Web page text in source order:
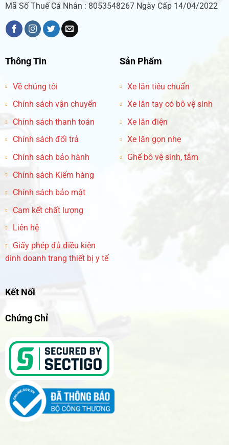
Mã Số Thuế Cá Nhân : 8053548267 Ngày Cấp 14/04/2022
Thông Tin
Về chúng tôi
Chính sách vận chuyển
Chính sách thanh toán
Chính sách đổi trả
Chính sách bảo hành
Chính sách Kiểm hàng
Chính sách bảo mật
Cam kết chất lượng
Liên hệ
Giấy phép đủ điều kiện
dinh doanh trang thiết bị y tế
Sản Phẩm
Xe lăn tiêu chuẩn
Xe lăn tay có bô vệ sinh
Xe lăn điện
Xe lăn gọn nhẹ
Ghế bô vệ sinh, tắm
Kết Nối
Chứng Chỉ